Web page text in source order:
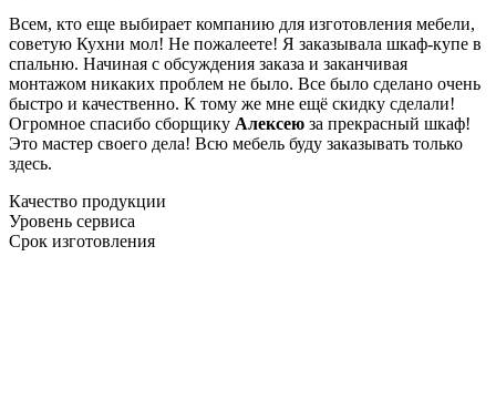
Всем, кто еще выбирает компанию для изготовления мебели,
советую Кухни мол! Не пожалеете! Я заказывала шкаф-купе в
спальню. Начиная с обсуждения заказа и заканчивая
монтажом никаких проблем не было. Все было сделано очень
быстро и качественно. К тому же мне ещё скидку сделали!
Огромное спасибо сборщику Алексею за прекрасный шкаф!
Это мастер своего дела! Всю мебель буду заказывать только
здесь.
Качество продукции
Уровень сервиса
Срок изготовления